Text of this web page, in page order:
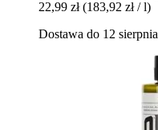
22,99 zł (183,92 zł / l)
Dostawa do 12 sierpnia